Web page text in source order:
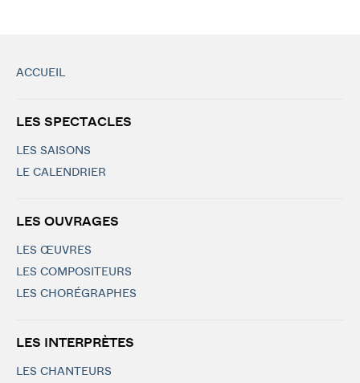
ACCUEIL
LES SPECTACLES
LES SAISONS
LE CALENDRIER
LES OUVRAGES
LES ŒUVRES
LES COMPOSITEURS
LES CHORÉGRAPHES
LES INTERPRÈTES
LES CHANTEURS